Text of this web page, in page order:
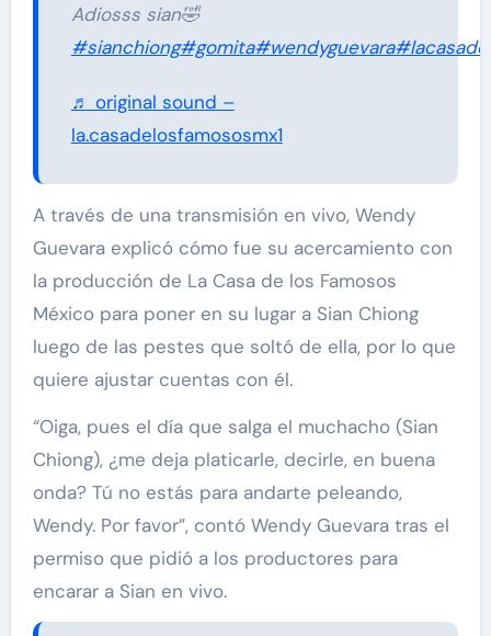
Adiosss sian🤣
#sianchiong#gomita#wendyguevara
♬ original sound –
la.casadelosfamososmx1
A través de una transmisión en vivo, Wendy
Guevara explicó cómo fue su acercamiento con
la producción de La Casa de los Famosos
México para poner en su lugar a Sian Chiong
luego de las pestes que soltó de ella, por lo que
quiere ajustar cuentas con él.
“Oiga, pues el día que salga el muchacho (Sian
Chiong), ¿me deja platicarle, decirle, en buena
onda? Tú no estás para andarte peleando,
Wendy. Por favor”, contó Wendy Guevara tras el
permiso que pidió a los productores para
encarar a Sian en vivo.